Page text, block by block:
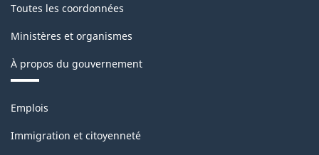
-
Structure
de
la
classification
Toutes les coordonnées
Ministères et organismes
À propos du gouvernement
Thèmes
sujets
Emplois
Immigration et citoyenneté